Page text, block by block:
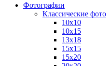
Фотографии
Классические фото
10х10
10х15
13х18
15х15
15х20